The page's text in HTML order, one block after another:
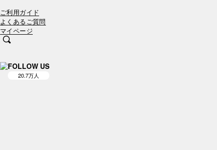
ご利用ガイド
よくあるご質問
マイページ
FOLLOW US